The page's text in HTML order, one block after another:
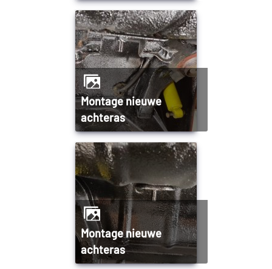
Montage nieuwe
achteras
Montage nieuwe
achteras